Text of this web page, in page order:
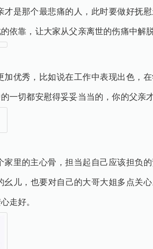
是那个最悲痛的人，此时要做好抚
依靠，让大家从父亲离世的伤痛中解脱
优秀，比如说在工作中表现出色，
一切都安慰得妥妥当当的，你的父亲
里的主心骨，担当起自己应该担负
儿，也要对自己的大哥大姐多点关
走好。